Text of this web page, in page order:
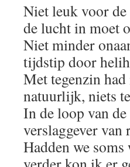
Niet leuk voor
de lucht in moet
Niet minder
tijdstip door
Met tegenzin
natuurlijk, niets
In de loop van de
verslaggever van
Hadden we